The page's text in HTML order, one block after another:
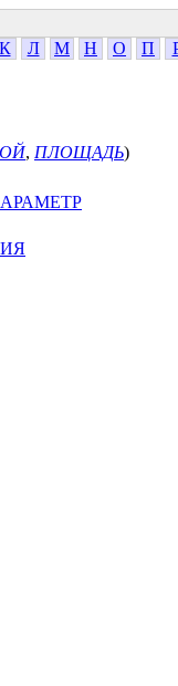
К Л М Н О П
, ПЛОЩАДЬ)